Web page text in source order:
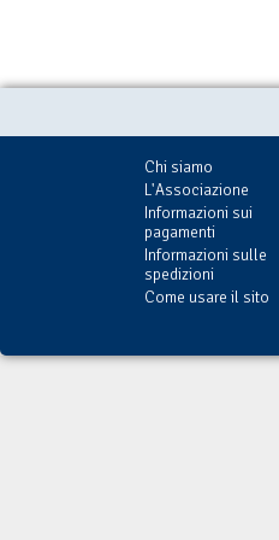
Chi siamo
L'Associazione
Informazioni sui
pagamenti
Informazioni sulle
spedizioni
Come usare il sito